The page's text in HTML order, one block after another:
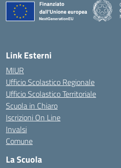
Link Esterni
MIUR
Ufficio Scolastico Regionale
Ufficio Scolastico Territoriale
Scuola in Chiaro
Iscrizioni On Line
Invalsi
Comune
La Scuola